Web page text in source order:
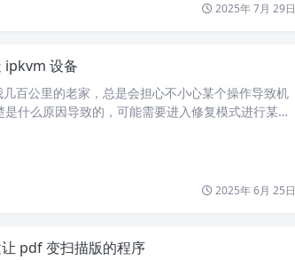
2025年 7月 29日
ipkvm 设备
百公里的老家，总是会担心不小心某个操作导致机
什么原因导致的，可能需要进入修复模式进行某些
2025年 6月 25日
pdf 变扫描版的程序